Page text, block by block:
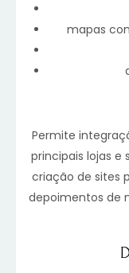
mapas
Permite
principais lojas
criação de sites
depoimentos de